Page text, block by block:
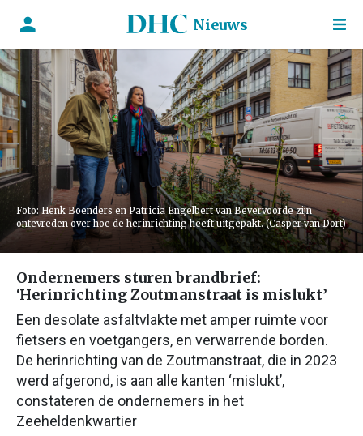
Nieuws
Foto: Henk Boenders en Patricia Engelbert van Bevervoorde zijn
ontevreden over hoe de herinrichting heeft uitgepakt. (Casper van Dort)
Ondernemers sturen brandbrief:
‘Herinrichting Zoutmanstraat is mislukt’
Een desolate asfaltvlakte met amper ruimte voor
fietsers en voetgangers, en verwarrende borden.
De herinrichting van de Zoutmanstraat, die in 2023
werd afgerond, is aan alle kanten ‘mislukt’,
constateren de ondernemers in het
Zeeheldenkwartier